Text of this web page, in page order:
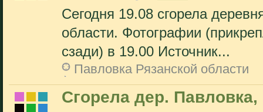
Сегодня 19.08 сгорела
области. Фотографии
сзади) в 19.00 Источник...
Павловка Рязанской области
Сгорела дер. Павловка,